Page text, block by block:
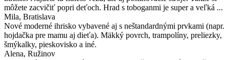
môžete zacvičiť popri deťoch. Hrad s toboganmi je super a veľká ...
Mila, Bratislava
Nové moderné ihrisko vybavené aj s neštandardnými prvkami (napr.
hojdačka pre mamu aj dieťa). Mäkký povrch, trampolíny, preliezky,
šmýkalky, pieskovisko a iné.
Alena, Ružinov